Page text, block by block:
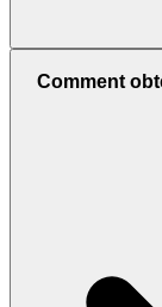
Comment